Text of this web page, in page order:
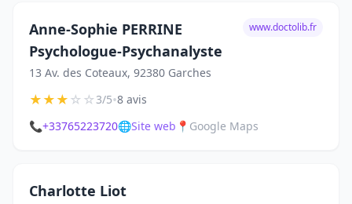
Anne-Sophie PERRINE
Psychologue-Psychanalyste
13 Av. des Coteaux, 92380 Garches
www.doctolib.fr
★★★☆☆3/5•8 avis
📞+33765223720🌐Site web 📍 Google Maps
Charlotte Liot